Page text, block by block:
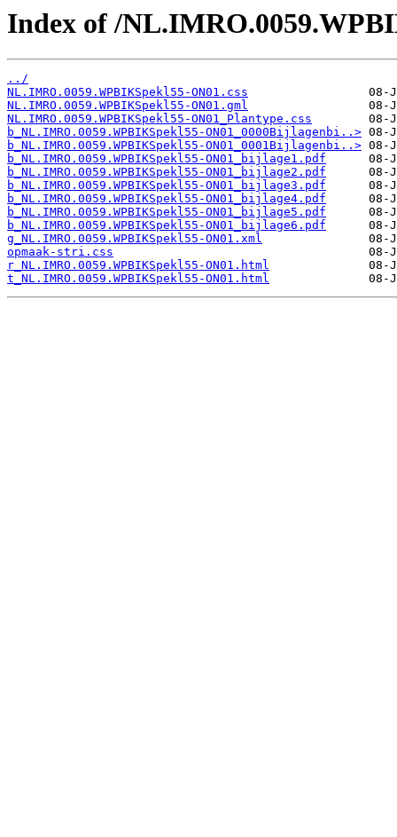
Index of /
../
NL.IMRO.0059.WPBIKSpekl55-ON01.css
NL.IMRO.0059.WPBIKSpekl55-ON01.gml
NL.IMRO.0059.WPBIKSpekl55-ON01_Plantype.css
b_NL.IMRO.0059.WPBIKSpekl55-ON01_0000Bijlagenbi..>
b_NL.IMRO.0059.WPBIKSpekl55-ON01_0001Bijlagenbi..>
b_NL.IMRO.0059.WPBIKSpekl55-ON01_bijlage1.pdf
b_NL.IMRO.0059.WPBIKSpekl55-ON01_bijlage2.pdf
b_NL.IMRO.0059.WPBIKSpekl55-ON01_bijlage3.pdf
b_NL.IMRO.0059.WPBIKSpekl55-ON01_bijlage4.pdf
b_NL.IMRO.0059.WPBIKSpekl55-ON01_bijlage5.pdf
b_NL.IMRO.0059.WPBIKSpekl55-ON01_bijlage6.pdf
g_NL.IMRO.0059.WPBIKSpekl55-ON01.xml
opmaak-stri.css
r_NL.IMRO.0059.WPBIKSpekl55-ON01.html
t_NL.IMRO.0059.WPBIKSpekl55-ON01.html